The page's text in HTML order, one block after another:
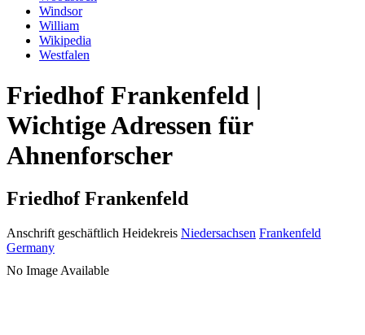
Windsor
William
Wikipedia
Westfalen
Friedhof Frankenfeld |
Wichtige Adressen für
Ahnenforscher
Friedhof Frankenfeld
Anschrift geschäftlich Heidekreis Niedersachsen Frankenfeld
Germany
No Image Available